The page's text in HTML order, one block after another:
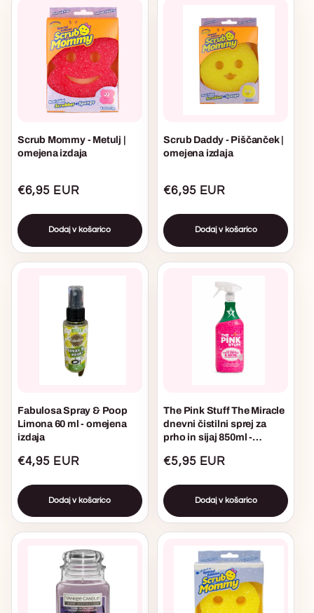
Scrub Mommy - Metulj |
omejena izdaja
Običajna
€6,95 EUR
Dodaj v košarico
Scrub Daddy - Piščanček |
omejena izdaja
Običajna
€6,95 EUR
Dodaj v košarico
Fabulosa Spray & Poop
Limona 60 ml - omejena
izdaja
Običajna
€4,95 EUR
Dodaj v košarico
The Pink Stuff The Miracle
dnevni čistilni sprej za
prho in sijaj 850ml -
Običajna
€5,95 EUR
Dodaj v košarico